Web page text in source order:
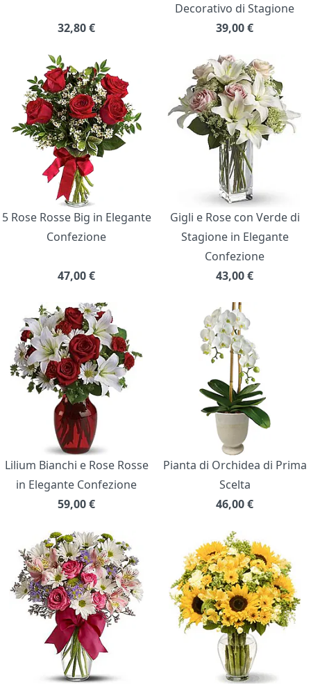
32,80€
Decorativo di Stagione
39,00€
5 Rose Rosse Big in Elegante
Confezione
47,00€
Gigli e Rose con Verde di
Stagione in Elegante
Confezione
43,00€
Lilium Bianchi e Rose Rosse
in Elegante Confezione
59,00€
Pianta di Orchidea di Prima
Scelta
46,00€